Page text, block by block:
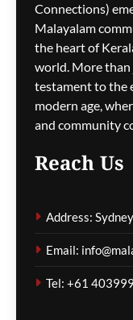
Connections)
Malayalam
the heart of
world. More than
testament to the
modern age,
and community
Reach Us
Address:
Email:
Tel: +61